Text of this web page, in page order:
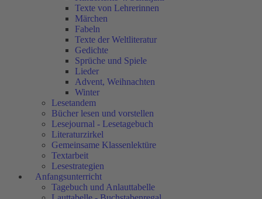
Texte von Lehrerinnen
Märchen
Fabeln
Texte der Weltliteratur
Gedichte
Sprüche und Spiele
Lieder
Advent, Weihnachten
Winter
Lesetandem
Bücher lesen und vorstellen
Lesejournal - Lesetagebuch
Literaturzirkel
Gemeinsame Klassenlektüre
Textarbeit
Lesestrategien
Anfangsunterricht
Tagebuch und Anlauttabelle